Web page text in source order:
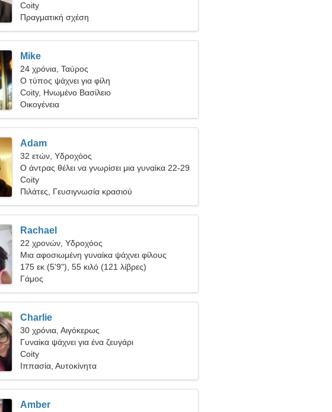
Coity
Πραγματική σχέση
Mike
24 χρόνια, Ταύρος
Ο τύπος ψάχνει για φίλη
Coity, Ηνωμένο Βασίλειο
Οικογένεια
Adam
32 ετών, Υδροχόος
Ο άντρας θέλει να γνωρίσει μια γυναίκα 22-29
Coity
Πιλάτες, Γευσιγνωσία κρασιού
Rachael
22 χρονών, Υδροχόος
Μια αφοσιωμένη γυναίκα ψάχνει φίλους
175 εκ (5'9"), 55 κιλό (121 λίβρες)
Γάμος
Charlie
30 χρόνια, Αιγόκερως
Γυναίκα ψάχνει για ένα ζευγάρι
Coity
Ιππασία, Αυτοκίνητα
Amber